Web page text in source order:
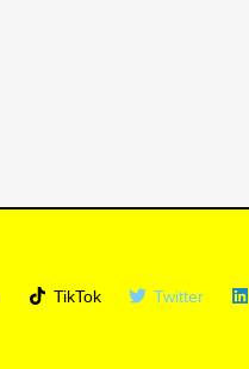
TikTok Twitter